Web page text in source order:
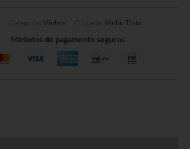
Categoria:Vinhos Etiqueta:Vinho Tinto
Métodos de pagamento seguros